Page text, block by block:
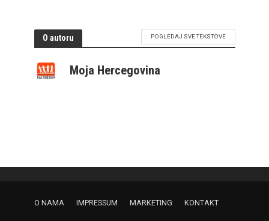
O autoru POGLEDAJ SVE TEKSTOVE
Moja Hercegovina
O NAMA IMPRESSUM MARKETING KONTAKT